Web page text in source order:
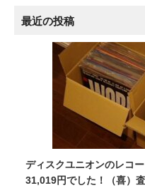
最近の投稿
ディスクユニオンのレコ
31,019円でした！（喜）